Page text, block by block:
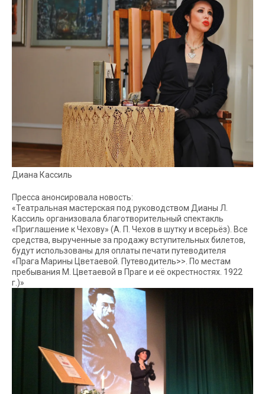
Диана Кассиль
Пресса анонсировала новость:
«Театральная мастерская под руководством Дианы Л.
Кассиль организовала благотворительный спектакль
«Приглашение к Чехову» (А. П. Чехов в шутку и всерьёз). Все
средства, вырученные за продажу вступительных билетов,
будут использованы для оплаты печати путеводителя
«Прага Марины Цветаевой. Путеводитель>>. По местам
пребывания М. Цветаевой в Праге и её окрестностях. 1922
г.)»